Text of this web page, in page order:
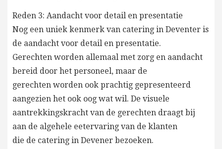
Reden 3: Aandacht voor detail en presentatie
Nog een uniek kenmerk van catering in Deventer is
de aandacht voor detail en presentatie.
Gerechten worden allemaal met zorg en aandacht
bereid door het personeel, maar de
gerechten worden ook prachtig gepresenteerd
aangezien het ook oog wat wil. De visuele
aantrekkingskracht van de gerechten draagt bij
aan de algehele eetervaring van de klanten
die de catering in Devener bezoeken.